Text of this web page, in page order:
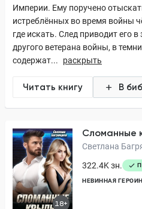
Империи. Ему поручено
истреблённых во время войны
где искать. След приводит его в
другого ветерана войны, в
содержат...
раскрыть
Читать книгу В
18+
Сломанные
Светлана
322.4K зн.
НЕВИННАЯ